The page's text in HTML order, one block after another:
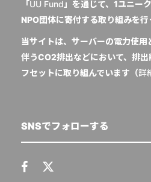
「UU Fund 」を通じて、1ユニー
NPO団体に寄付する取り組みを行
当サイトは、サーバーの電力使
伴うCO2排出などにおいて、排
フセットに取り組んでいます（詳
SNSでフォローする